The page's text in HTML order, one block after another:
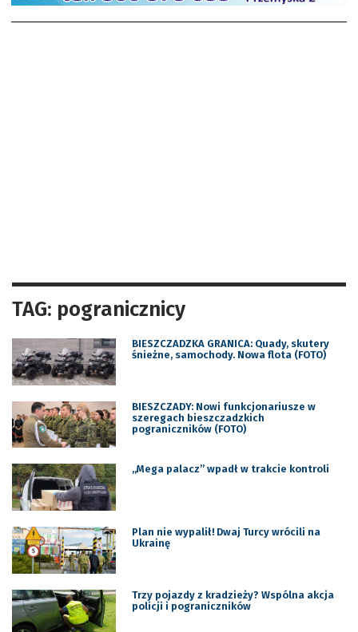
TAG: pogranicznicy
BIESZCZADZKA GRANICA: Quady, skutery
śnieżne, samochody. Nowa flota (FOTO)
BIESZCZADY: Nowi funkcjonariusze w
szeregach bieszczadzkich
pograniczników (FOTO)
„Mega palacz” wpadł w trakcie kontroli
Plan nie wypalił! Dwaj Turcy wrócili na
Ukrainę
Trzy pojazdy z kradzieży? Wspólna akcja
policji i pograniczników